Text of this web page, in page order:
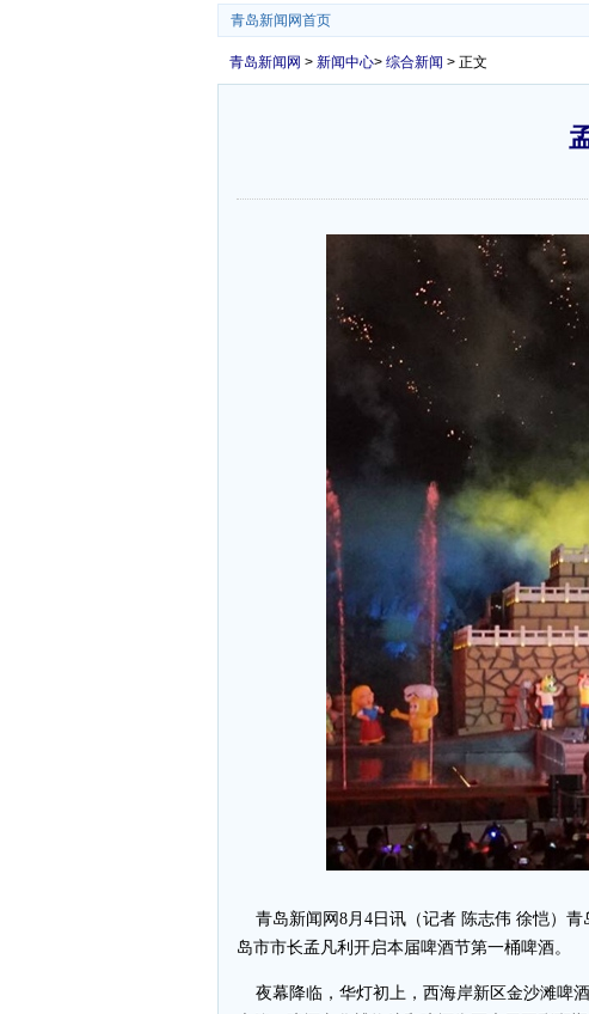
青岛新闻网首页
青岛新闻网 > 新闻中心> 综合新闻 > 正文
青岛新闻网8月4日讯（记者 陈志伟 徐恺）青
岛市市长孟凡利开启本届啤酒节第一桶啤酒。
夜幕降临，华灯初上，西海岸新区金沙滩啤